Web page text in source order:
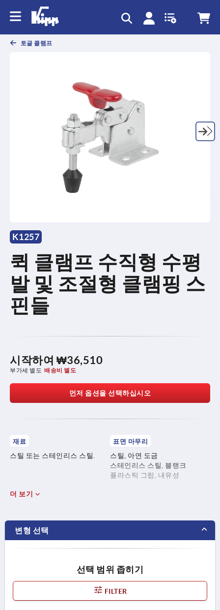
토글 클램프
K1257
퀵 클램프 수직형 수평
발 및 조절형 클램핑 스
핀들
시작하여 ₩36,510
부가세 별도 배송비 별도
먼저 옵션을 선택하십시오
재료
스틸 또는 스테인리스 스틸.
표면 마무리
스틸, 아연 도금
스테인리스 스틸, 블랭크
플라스틱 그립, 내유성
더 보기
변형 선택
선택 범위 좁히기
FILTER